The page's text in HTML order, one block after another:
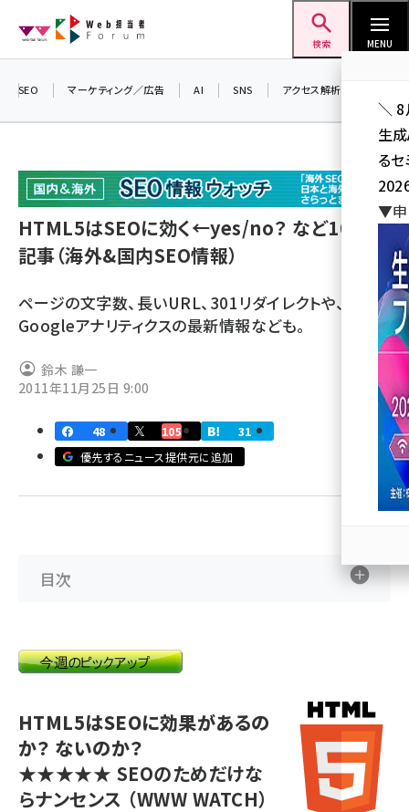
ン
検索 MENU
seo (3524)
ai (2804)
note (2312)
z世代 (1622)
llmo (1163)
SEO マーケティング／広告 AI SNS アクセス解析／データ分析
HTML5はSEOに効く←yes/no？ など10+2
記事（海外&国内SEO情報）
ページの文字数、長いURL、301リダイレクトや、
Googleアナリティクスの最新情報なども。
鈴木 謙一
2011年11月25日 9:00
48 105
31
優先するニュース提供元に追加
目次
HTML5はSEOに効果があるの
か？ ないのか？
★★★★★ SEOのためだけな
らナンセンス （WWW WATCH）
＼ 8
生
る
▼申